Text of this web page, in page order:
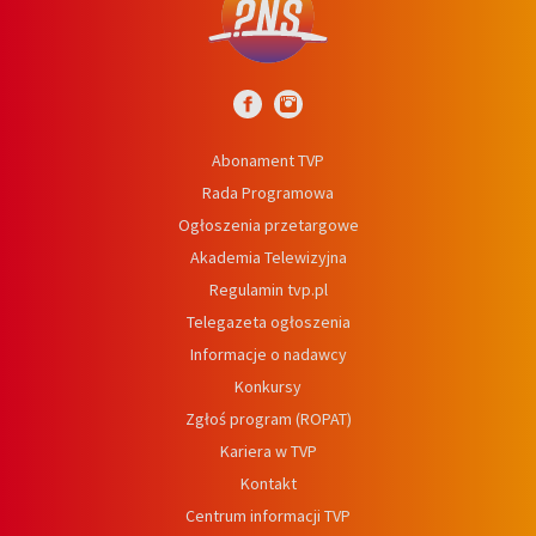
Abonament TVP
Rada Programowa
Ogłoszenia przetargowe
Akademia Telewizyjna
Regulamin tvp.pl
Telegazeta ogłoszenia
Informacje o nadawcy
Konkursy
Zgłoś program (ROPAT)
Kariera w TVP
Kontakt
Centrum informacji TVP